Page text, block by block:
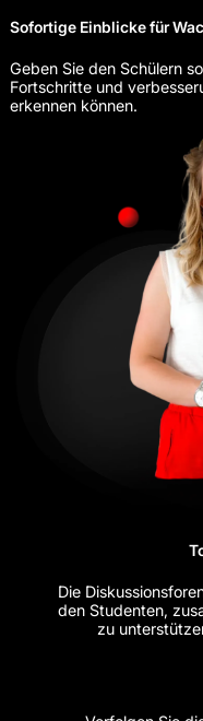
Sofortige Einblicke für
Geben Sie den Schülern
Fortschritte und
erkennen können.
Die
den Studenten,
zu